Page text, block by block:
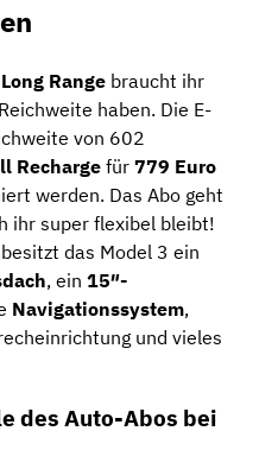
Range braucht ihr
haben. Die E-
von 602
Recharge für 779 Euro
werden. Das Abo geht
ihr super flexibel bleibt!
das Model 3 ein
, ein 15″-
Navigationssystem,
und vieles
des Auto-Abos bei